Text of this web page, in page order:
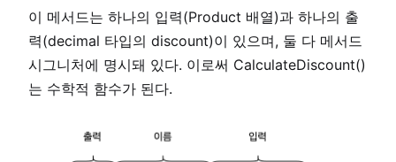
이 메서드는 하나의 입력(Product 배열)과 하나의 출
력(decimal 타입의 discount)이 있으며, 둘 다 메서드
시그니처에 명시돼 있다. 이로써 CalculateDiscount()
는 수학적 함수가 된다.